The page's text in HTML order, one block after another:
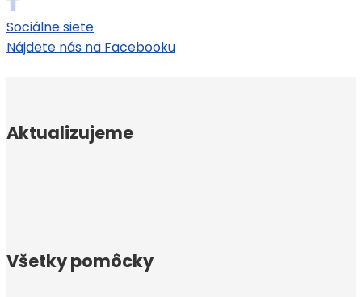
Sociálne siete
Nájdete nás na Facebooku
Aktualizujeme
Všetky pomôcky